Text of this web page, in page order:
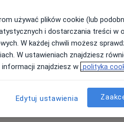
z
używać plików cookie (lub
i dostarczania treści w
W każdej chwili możesz
W ustawieniach znajdziesz
znajdziesz w polityka
Edytuj ustawienia